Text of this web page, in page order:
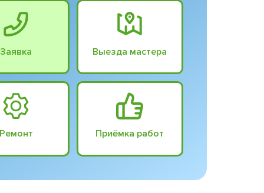
Заявка Выезда мастера
Приёмка работ